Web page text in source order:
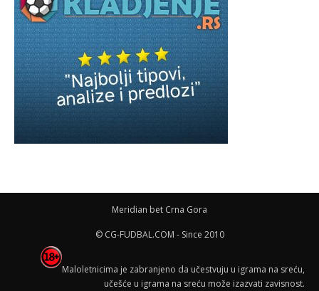
Meridian bet Crna Gora
© CG-FUDBAL.COM - Since 2010
Maloletnicima je zabranjeno da učestvuju u igrama na sreću,
učešće u igrama na sreću može izazvati zavisnost.